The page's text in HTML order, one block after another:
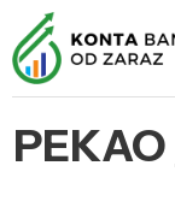
PEKAO